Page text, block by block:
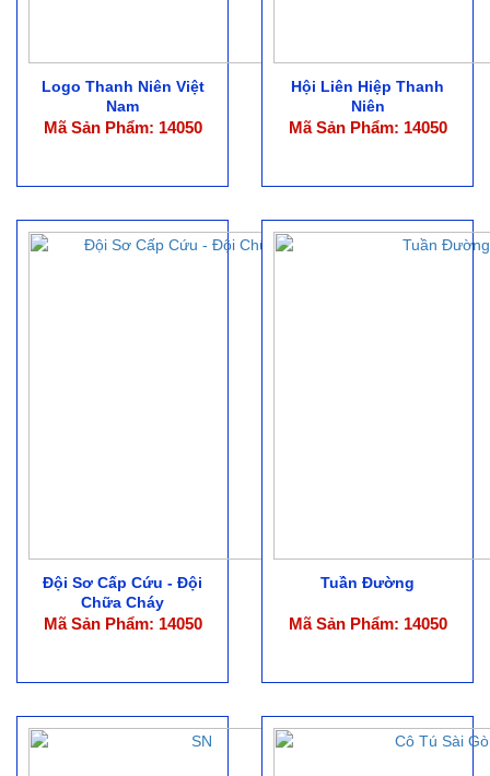
Logo Thanh Niên Việt
Nam
Mã Sản Phẩm: 14050
Hội Liên Hiệp Thanh
Niên
Mã Sản Phẩm: 14050
Đội Sơ Cấp Cứu - Đội
Chữa Cháy
Mã Sản Phẩm: 14050
Tuần Đường
Mã Sản Phẩm: 14050